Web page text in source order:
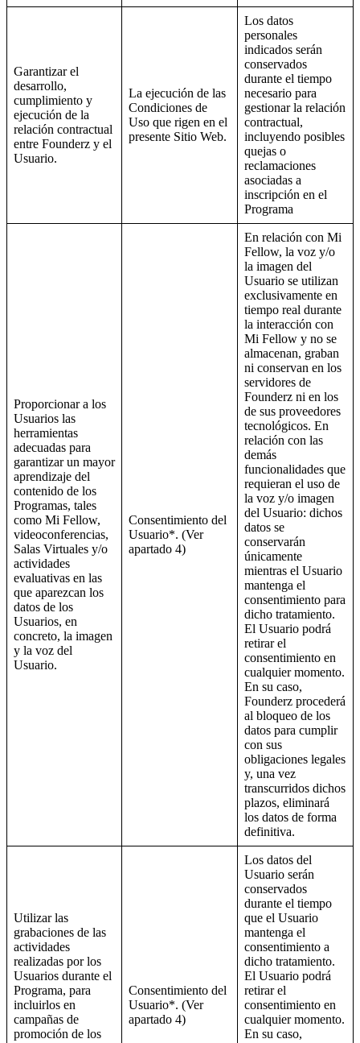
Garantizar el
desarrollo,
cumplimiento y
ejecución de la
relación contractual
entre Founderz y el
Usuario.
La ejecución de las
Condiciones de
Uso que rigen en el
presente Sitio Web.
Los datos
personales
indicados serán
conservados
durante el tiempo
necesario para
gestionar la relación
contractual,
incluyendo posibles
quejas o
reclamaciones
asociadas a
inscripción en el
Programa
Proporcionar a los
Usuarios las
herramientas
adecuadas para
garantizar un mayor
aprendizaje del
contenido de los
Programas, tales
como Mi Fellow,
videoconferencias,
Salas Virtuales y/o
actividades
evaluativas en las
que aparezcan los
datos de los
Usuarios, en
concreto, la imagen
y la voz del
Usuario.
Consentimiento del
Usuario*. (Ver
apartado 4)
En relación con Mi
Fellow, la voz y/o
la imagen del
Usuario se utilizan
exclusivamente en
tiempo real durante
la interacción con
Mi Fellow y no se
almacenan, graban
ni conservan en los
servidores de
Founderz ni en los
de sus proveedores
tecnológicos. En
relación con las
demás
funcionalidades que
requieran el uso de
la voz y/o imagen
del Usuario: dichos
datos se
conservarán
únicamente
mientras el Usuario
mantenga el
consentimiento para
dicho tratamiento.
El Usuario podrá
retirar el
consentimiento en
cualquier momento.
En su caso,
Founderz procederá
al bloqueo de los
datos para cumplir
con sus
obligaciones legales
y, una vez
transcurridos dichos
plazos, eliminará
los datos de forma
definitiva.
Utilizar las
grabaciones de las
actividades
realizadas por los
Usuarios durante el
Programa, para
incluirlos en
campañas de
promoción de los
Consentimiento del
Usuario*. (Ver
apartado 4)
Los datos del
Usuario serán
conservados
durante el tiempo
que el Usuario
mantenga el
consentimiento a
dicho tratamiento.
El Usuario podrá
retirar el
consentimiento en
cualquier momento.
En su caso,